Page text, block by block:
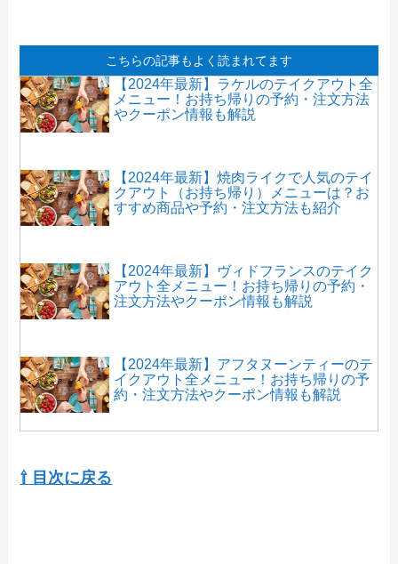
こちらの記事もよく読まれてます
【2024年最新】ラケルのテイクアウト全
メニュー！お持ち帰りの予約・注文方法
やクーポン情報も解説
【2024年最新】焼肉ライクで人気のテイ
クアウト（お持ち帰り）メニューは？お
すすめ商品や予約・注文方法も紹介
【2024年最新】ヴィドフランスのテイク
アウト全メニュー！お持ち帰りの予約・
注文方法やクーポン情報も解説
【2024年最新】アフタヌーンティーのテ
イクアウト全メニュー！お持ち帰りの予
約・注文方法やクーポン情報も解説
⇧ 目次に戻る